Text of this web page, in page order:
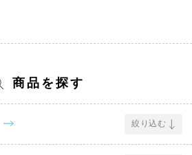
商品を探す
絞り込む